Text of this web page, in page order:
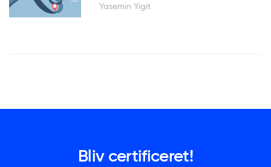
Yasemin Yigit
Bliv certificeret!